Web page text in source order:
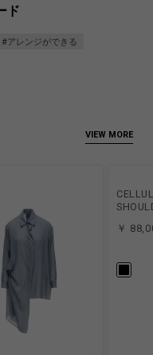
ド
#アレンジができる
VIEW MORE
￥